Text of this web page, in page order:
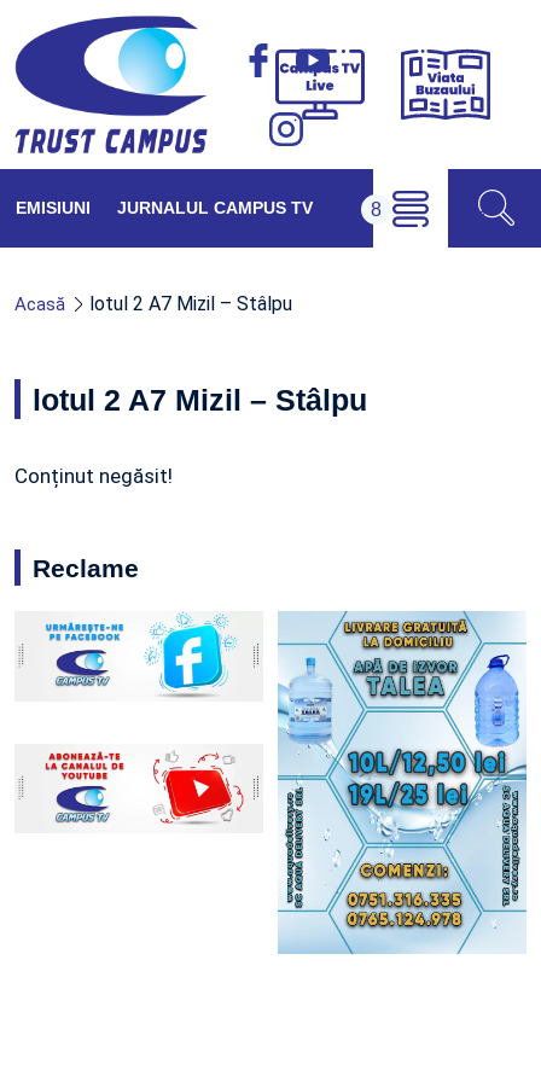
Campus
Viața
EMISIUNI JURNALUL CAMPUS TV
Acasă lotul 2 A7 Mizil – Stâlpu
lotul 2 A7 Mizil – Stâlpu
Conținut negăsit!
Reclame